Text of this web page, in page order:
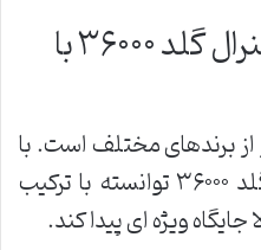
مقایسه کولر گازی جنرال گلد ۳۶۰۰۰ با
از برندهای مختلف است. با
این حال، کولر گازی جنرال گلد ۳۶۰۰۰ توانسته با ترکیب
ویژه ای پیدا کند.